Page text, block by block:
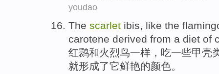
youdao
The scarlet ibis, like the
carotene derived from a diet of
红鹮和火烈鸟一样 ，吃一些甲壳
就形成了它鲜艳的颜色。